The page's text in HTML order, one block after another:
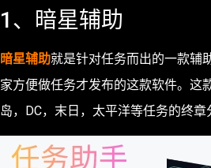
1、暗星辅助
暗星辅助就是针对任务而出的一款辅
家方便做任务才发布的这款软件。这
岛，DC，末日，太平洋等任务的终章